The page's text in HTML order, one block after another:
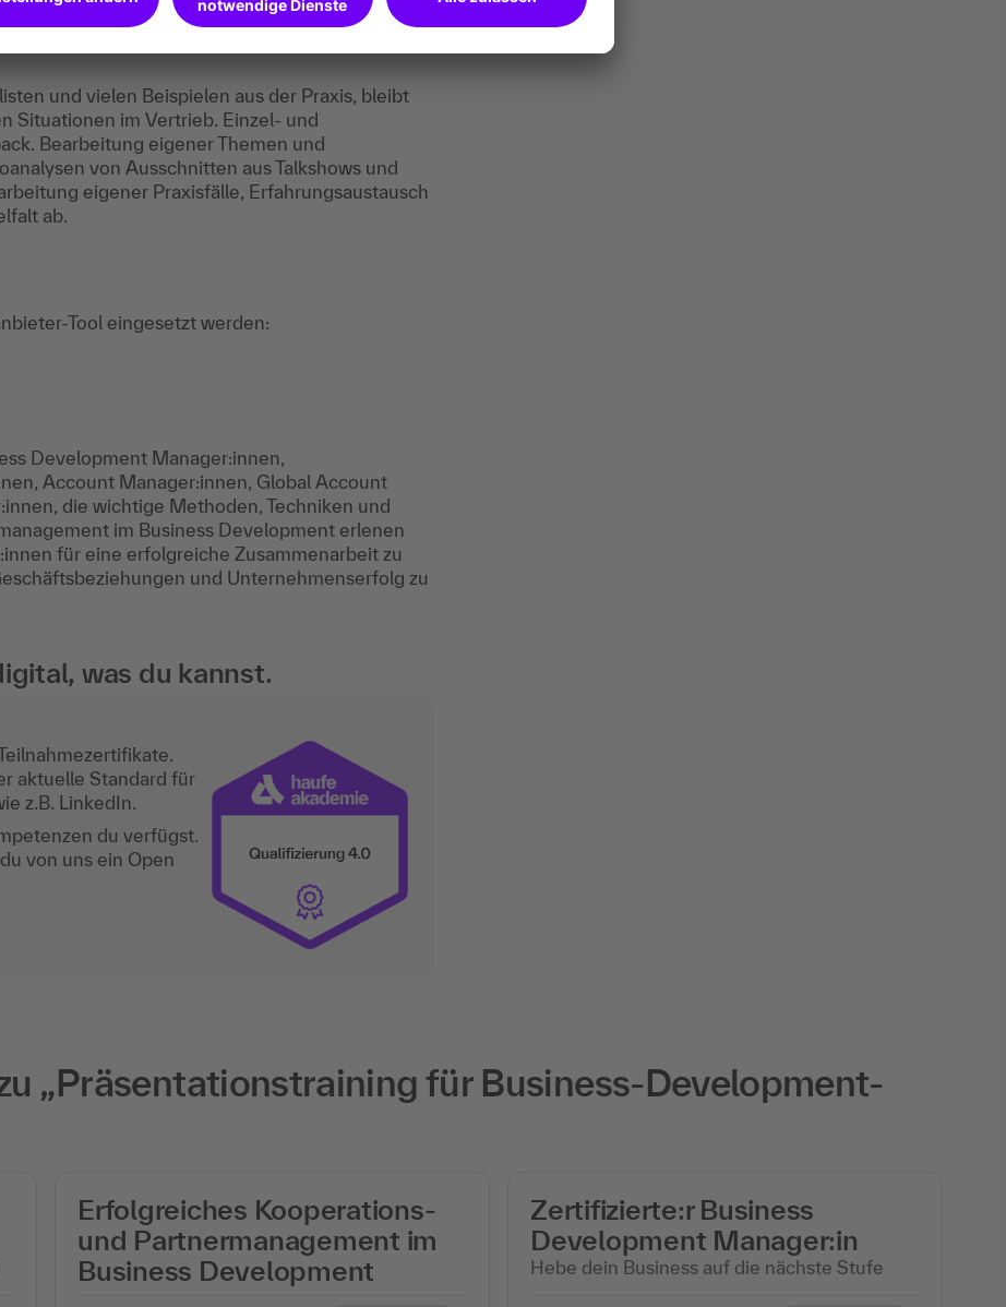
und vielen Beispielen aus der Praxis, bleibt
Situationen im Vertrieb. Einzel- und
Bearbeitung eigener Themen und
von Ausschnitten aus Talkshows und
eigener Praxisfälle, Erfahrungsaustausch
ab.
Tool eingesetzt werden:
Development Manager:innen,
Account Manager:innen, Global Account
die wichtige Methoden, Techniken und
im Business Development erlenen
für eine erfolgreiche Zusammenarbeit zu
und Unternehmenserfolg zu
was du kannst.
aktuelle Standard für
z.B. LinkedIn.
du verfügst.
von uns ein Open
„Präsentationstraining für Business-Development-
Erfolgreiches Kooperations-
und Partnermanagement im
Business Development
Zertifizierte:r Business
Development Manager:in
Hebe dein Business auf die nächste Stufe